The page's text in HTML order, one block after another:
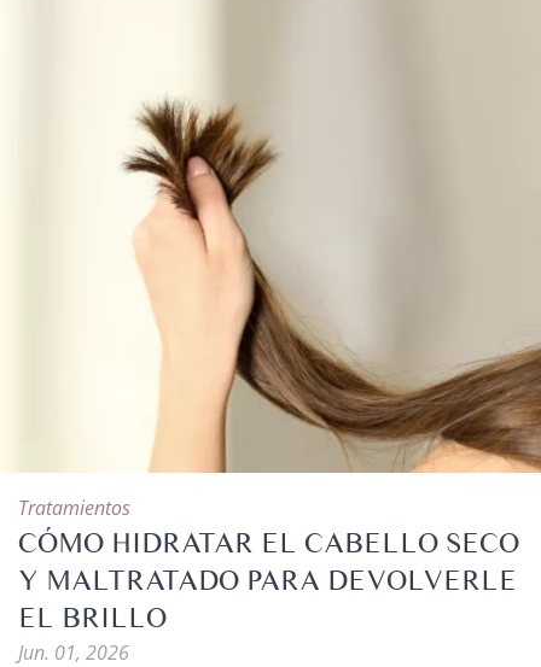
Tratamientos
CÓMO HIDRATAR EL CABELLO SECO
Y MALTRATADO PARA DEVOLVERLE
EL BRILLO
Jun. 01, 2026